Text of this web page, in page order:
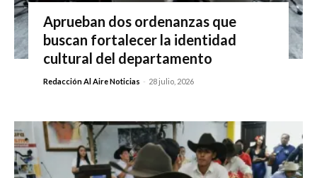
Aprueban dos ordenanzas que
buscan fortalecer la identidad
cultural del departamento
Redacción Al Aire Noticias - 28 julio, 2026